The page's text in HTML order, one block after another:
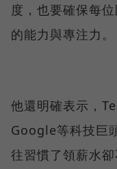
度，也要確保每
的能力與專注力。
他還明確表示，
Google等科技巨
往習慣了領薪水卻